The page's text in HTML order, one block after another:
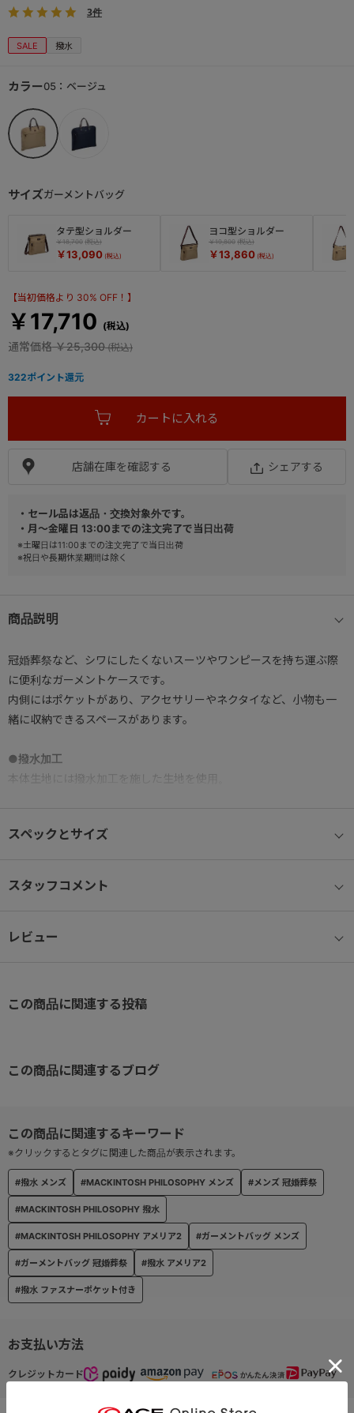
3件
SALE 撥水
・セール品は返品・交換対象外です。
・月～金曜日 13:00までの注文完了で当日出荷
※土曜日は11:00までの注文完了で当日出荷
※祝日や長期休業期間は除く
【当初価格より 30% OFF！】
￥17,710
通常価格￥25,300
商品説明
冠婚葬祭など、シワにしたくないスーツやワンピースを持ち運ぶ際
に便利なガーメントケースです。
内側にはポケットがあり、アクセサリーやネクタイなど、小物も一
緒に収納できるスペースがあります。
●撥水加工
本体生地には撥水加工を施した生地を使用。
● 内装三つ折り仕様
ト。
セキュリティ性の高い背面ファスナーポケット付き。
スペックとサイズ
スタッフコメント
レビュー
サイズガーメントバッグ
タテ型ショルダー
￥18,700
￥13,090
ヨコ型ショルダー
￥19,800
￥13,860
カラー05：ベージュ
お支払い方法
クレジットカード
#撥水 メンズ #MACKINTOSH PHILOSOPHY メンズ #メンズ 冠婚葬祭
#MACKINTOSH PHILOSOPHY 撥水
#MACKINTOSH PHILOSOPHY アメリア2 #ガーメントバッグ メンズ
#ガーメントバッグ 冠婚葬祭 #撥水 アメリア2
#撥水 ファスナーポケット付き
※クリックするとタグに関連した商品が表示されます。
店舗在庫を確認する シェアする
この商品に関連する投稿
この商品に関連するブログ
322ポイント還元